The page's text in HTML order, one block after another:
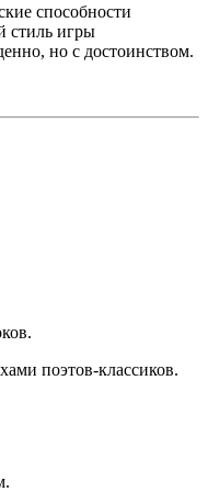
способности
стиль игры
но с достоинством.
поэтов-классиков.